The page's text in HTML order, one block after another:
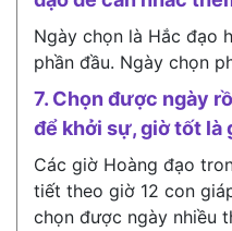
Ngày chọn là Hắc đạo
phần đầu. Ngày chọn
7. Chọn được ngày
để khởi sự, giờ tốt là
Các giờ Hoàng đạo
tiết theo giờ 12 con
chọn được ngày nhiều